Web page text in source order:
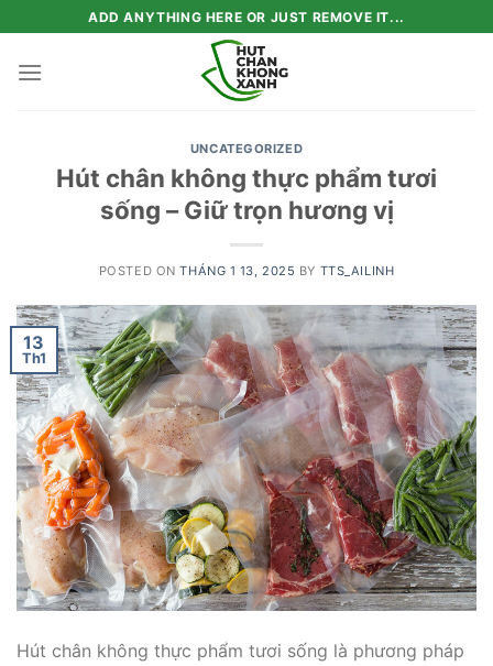
to
content
ADD ANYTHING HERE OR JUST REMOVE IT...
UNCATEGORIZED
Hút chân không thực phẩm tươi
sống – Giữ trọn hương vị
POSTED ONTHÁNG 1 13, 2025 BY TTS_AILINH
13
Th1
Hút chân không thực phẩm tươi sống là phương pháp